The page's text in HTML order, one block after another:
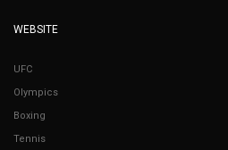
WEBSITE
UFC
Olympics
Boxing
Tennis